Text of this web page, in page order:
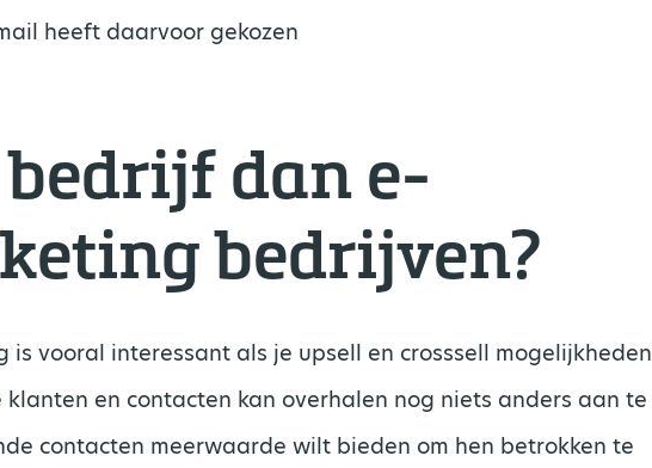
heeft daarvoor gekozen
dan e-
bedrijven?
is vooral interessant als je upsell en crosssell mogelijkheden
en contacten kan overhalen nog niets anders aan te
contacten meerwaarde wilt bieden om hen betrokken te